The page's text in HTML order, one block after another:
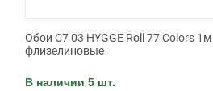
Обои C7 03 HYGGE Roll 77 Colors
флизелиновые
В наличии 5 шт.